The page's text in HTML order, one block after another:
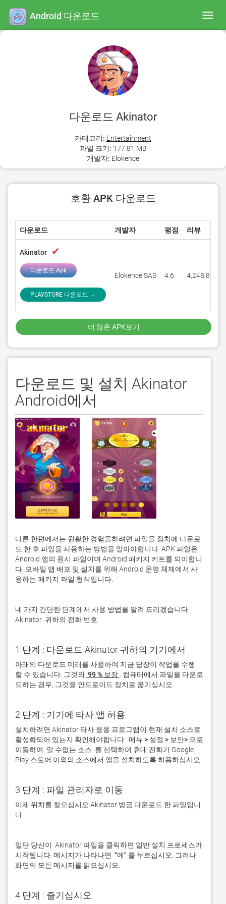
Android 다운로드
다운로드 Akinator
카테고리: Entertainment
파일 크기: 177.81 MB
개발자: Elokence
호환 APK 다운로드
다운로드 개발자 평점 리뷰
Akinator ✔
다운로드 Apk
PLAYSTORE 다운로드 →
Elokence SAS 4.6 4,248,836
더 많은 APK보기
다운로드 및 설치 Akinator
Android에서
다른 한편에서는 원활한 경험을하려면 파일을 장치에 다운로
드 한 후 파일을 사용하는 방법을 알아야합니다. APK 파일은
Android 앱의 원시 파일이며 Android 패키지 키트를 의미합니
다. 모바일 앱 배포 및 설치를 위해 Android 운영 체제에서 사
용하는 패키지 파일 형식입니다.
네 가지 간단한 단계에서 사용 방법을 알려 드리겠습니다.
Akinator  귀하의 전화 번호.
1 단계 : 다운로드 Akinator 귀하의 기기에서
아래의 다운로드 미러를 사용하여 지금 당장이 작업을 수행
할 수 있습니다. 그것의 99 % 보장
. 컴퓨터에서 파일을 다운로
드하는 경우, 그것을 안드로이드 장치로 옮기십시오.
2 단계 : 기기에 타사 앱 허용
설치하려면 Akinator 타사 응용 프로그램이 현재 설치 소스로
활성화되어 있는지 확인해야합니다. 메뉴 > 설정 > 보안> 으로
이동하여 알 수없는 소스 를 선택하여 휴대 전화가 Google
Play 스토어 이외의 소스에서 앱을 설치하도록 허용하십시오.
3 단계 : 파일 관리자로 이동
이제 위치를 찾으십시오 Akinator 방금 다운로드 한 파일입니
다.
일단 당신이  Akinator 파일을 클릭하면 일반 설치 프로세스가
시작됩니다. 메시지가 나타나면 "예" 를 누르십시오. 그러나
화면의 모든 메시지를 읽으십시오.
4 단계 : 즐기십시오